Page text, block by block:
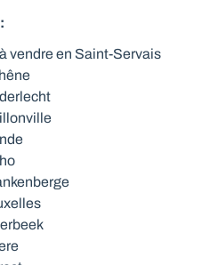
:
vendre en Saint-Servais